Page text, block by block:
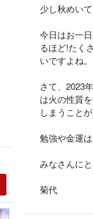
少し秋めい
今日はお一
るほど!たく
いですよね
さて、2023
は火の性質
しまうこと
勉強や金運
みなさんに
菊代